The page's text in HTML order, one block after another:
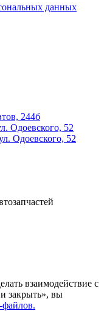
данных
244б
Одоевского, 52
Одоевского, 52
взаимодействие с
закрыть», вы
файлов.